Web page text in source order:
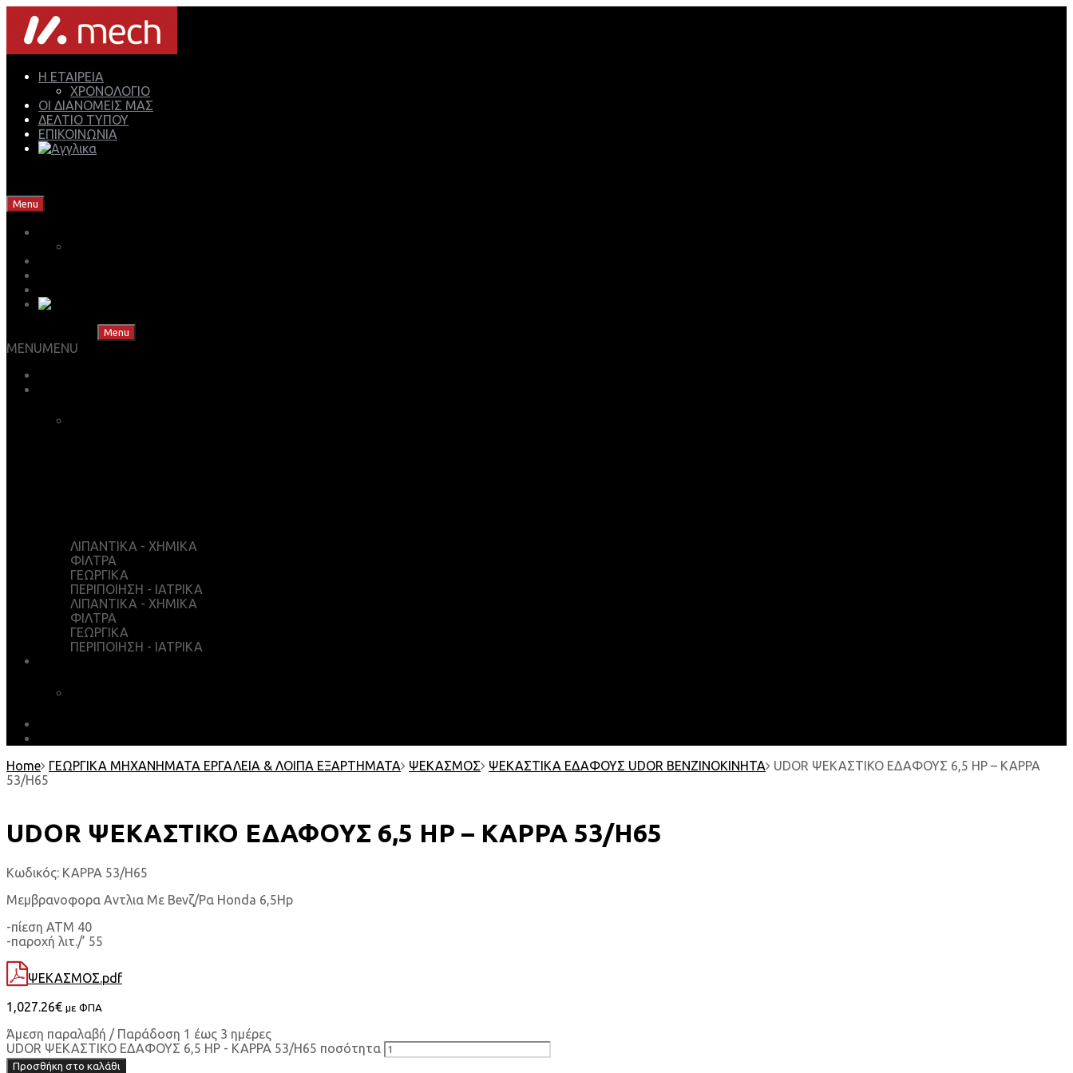
Η ΕΤΑΙΡΕΙΑ
ΧΡΟΝΟΛΟΓΙΟ
ΟΙ ΔΙΑΝΟΜΕΙΣ ΜΑΣ
ΔΕΛΤΙΟ ΤΥΠΟΥ
ΕΠΙΚΟΙΝΩΝΙΑ
Menu
Menu
MENUMENU
ΛΙΠΑΝΤΙΚΑ - ΧΗΜΙΚΑ
ΦΙΛΤΡΑ
ΓΕΩΡΓΙΚΑ
ΠΕΡΙΠΟΙΗΣΗ - ΙΑΤΡΙΚΑ
ΛΙΠΑΝΤΙΚΑ - ΧΗΜΙΚΑ
ΦΙΛΤΡΑ
ΓΕΩΡΓΙΚΑ
ΠΕΡΙΠΟΙΗΣΗ - ΙΑΤΡΙΚΑ
Home
ΓΕΩΡΓΙΚΑ ΜΗΧΑΝΗΜΑΤΑ ΕΡΓΑΛΕΙΑ & ΛΟΙΠΑ ΕΞΑΡΤΗΜΑΤΑ ΨΕΚΑΣΜΟΣ ΨΕΚΑΣΤΙΚΑ ΕΔΑΦΟΥΣ UDOR ΒΕΝΖΙΝΟΚΙΝΗΤΑ
UDOR ΨΕΚΑΣΤΙΚΟ ΕΔΑΦΟΥΣ 6,5 HP – KAPPA
53/H65
UDOR ΨΕΚΑΣΤΙΚΟ ΕΔΑΦΟΥΣ 6,5 HP – KAPPA 53/H65
Κωδικός: KAPPA 53/H65
Μεμβρανοφορα Αντλια Με Beνζ/Ρα Honda 6,5Hp
-πίεση ΑΤΜ 40
-παροχή λιτ./’ 55
ΨΕΚΑΣΜΟΣ.pdf
1,027.26€ με ΦΠΑ
Άμεση παραλαβή / Παράδοση 1 έως 3 ημέρες
UDOR ΨΕΚΑΣΤΙΚΟ ΕΔΑΦΟΥΣ 6,5 HP - KAPPA 53/H65 ποσότητα
Προσθήκη στο καλάθι